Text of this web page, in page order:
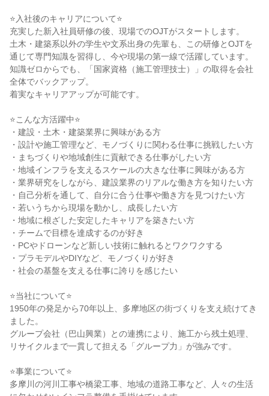
⭐入社後のキャリアについて⭐
充実した新入社員研修の後、現場でのOJTがスタートします。
土木・建築系以外の学生や文系出身の先輩も、この研修とOJTを
通じて専門知識を習得し、今や現場の第一線で活躍しています。
知識ゼロからでも、「国家資格（施工管理技士）」の取得を会社
全体でバックアップ。
着実なキャリアアップが可能です。
⭐こんな方活躍中⭐
・建設・土木・建築業界に興味がある方
・設計や施工管理など、モノづくりに関わる仕事に挑戦したい方
・まちづくりや地域創生に貢献できる仕事がしたい方
・地域インフラを支えるスケールの大きな仕事に興味がある方
・業界研究をしながら、建設業界のリアルな働き方を知りたい方
・自己分析を通して、自分に合う仕事や働き方を見つけたい方
・若いうちから現場を動かし、成長したい方
・地域に根ざした安定したキャリアを築きたい方
・チームで目標を達成するのが好き
・PCやドローンなど新しい技術に触れるとワクワクする
・プラモデルやDIYなど、モノづくりが好き
・社会の基盤を支える仕事に誇りを感じたい
⭐当社について⭐
1950年の発足から70年以上、多摩地区の街づくりを支え続けてき
ました。
グループ会社（巴山興業）との連携により、施工から残土処理、
リサイクルまで一貫して担える「グループ力」が強みです。
⭐事業について⭐
多摩川の河川工事や橋梁工事、地域の道路工事など、人々の生活